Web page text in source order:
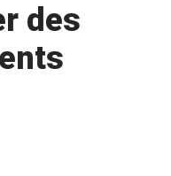
des